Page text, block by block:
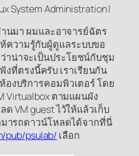
System Administration I
านมา ผมและอาจารย์ฉัตร
ความรู้กับผู้ดูแลระบบขอ
าน่าจะเป็นประโยชน์กับชุม
ที่ตรงนี้ครับ เราเรียนกัน
องบริการคอมพิวเตอร์ โดย
Virtualbox ตามแผนผัง
VM guest ไว้ให้แล้วเก็บ
มารถดาวน์โหลดได้จากที่นี่
pub/psulab/ เลือก